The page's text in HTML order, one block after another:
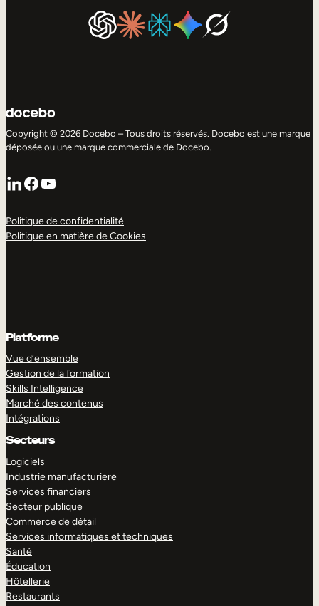
Copyright © 2026 Docebo – Tous droits réservés. Docebo est une marque
déposée ou une marque commerciale de Docebo.
LinkedIn
Facebook
YouTube
Politique de confidentialité
Politique en matière de Cookies
Platforme
Vue d’ensemble
Gestion de la formation
Skills Intelligence
Marché des contenus
Intégrations
Secteurs
Logiciels
Industrie manufacturiere
Services financiers
Secteur publique
Commerce de détail
Services informatiques et techniques
Santé
Éducation
Hôtellerie
Restaurants